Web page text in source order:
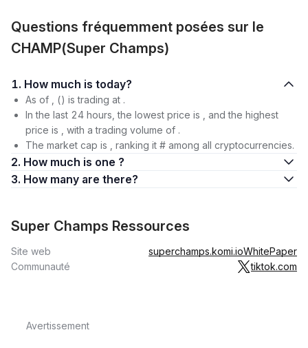
Questions fréquemment posées sur le
CHAMP(Super Champs)
1. How much is today?
As of , () is trading at .
In the last 24 hours, the lowest price is , and the highest
price is , with a trading volume of .
The market cap is , ranking it # among all cryptocurrencies.
2. How much is one ?
3. How many are there?
Super Champs Ressources
Site web superchamps.komi.ioWhitePaper
Communauté
tiktok.com
Avertissement